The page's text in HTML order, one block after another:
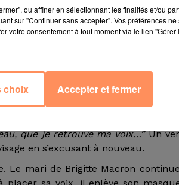
Il a par ailleurs été accueilli
que par Olivier Bianchi, maire
chef de l’Etat, masqué (crise
par les caméras de Franceinfo.
Macron commence à tousser.
t-il en se retournant vers
A bout, Emmanuel
que je retrouve ma voix…”Un
en s’excusant à nouveau.
Le mari de Brigitte Macron
placer sa voix, il enlève son
ou affiner en sélectionnant les finalités et/ou
sur "Continuer sans accepter". Vos préférences
votre consentement à tout moment via le lien
choix Accepter et fermer